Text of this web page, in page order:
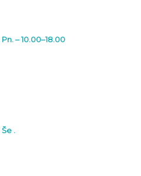
Pn. – 10.00–18.00
Še .